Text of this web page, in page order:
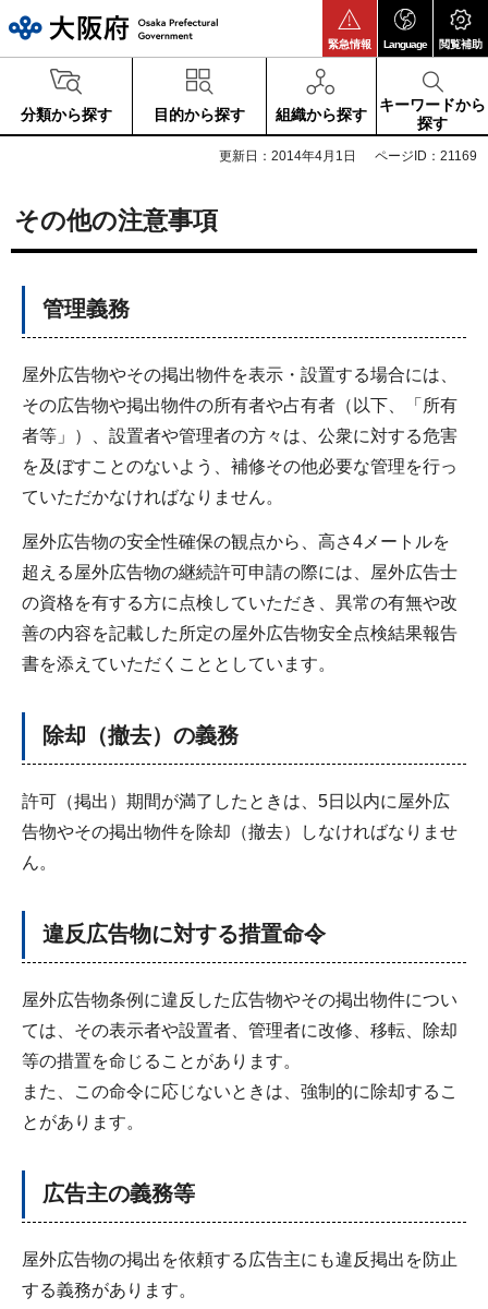
緊急情報 Language 閲覧補助
分類から探す 目的から探す 組織から探す
キーワードから
探す
更新日：2014年4月1日 ページID：21169
その他の注意事項
管理義務
屋外広告物やその掲出物件を表示・設置する場合には、
その広告物や掲出物件の所有者や占有者（以下、「所有
者等」）、設置者や管理者の方々は、公衆に対する危害
を及ぼすことのないよう、補修その他必要な管理を行っ
ていただかなければなりません。
屋外広告物の安全性確保の観点から、高さ4メートルを
超える屋外広告物の継続許可申請の際には、屋外広告士
の資格を有する方に点検していただき、異常の有無や改
善の内容を記載した所定の屋外広告物安全点検結果報告
書を添えていただくこととしています。
除却（撤去）の義務
許可（掲出）期間が満了したときは、5日以内に屋外広
告物やその掲出物件を除却（撤去）しなければなりませ
ん。
違反広告物に対する措置命令
屋外広告物条例に違反した広告物やその掲出物件につい
ては、その表示者や設置者、管理者に改修、移転、除却
等の措置を命じることがあります。
また、この命令に応じないときは、強制的に除却するこ
とがあります。
広告主の義務等
屋外広告物の掲出を依頼する広告主にも違反掲出を防止
する義務があります。